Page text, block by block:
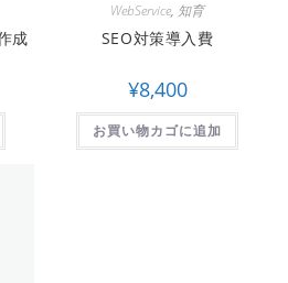
成
WebService, 知育
SEO対策導入費
¥8,400
お買い物カゴに追加